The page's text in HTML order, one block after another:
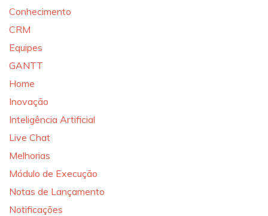
Conhecimento
CRM
Equipes
GANTT
Home
Inovação
Inteligência Artificial
Live Chat
Melhorias
Módulo de Execução
Notas de Lançamento
Notificações